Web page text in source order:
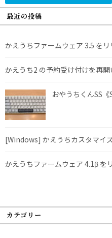
最近の投稿
かえうちファームウェア 3.5 を
かえうち2 の予約受け付けを再
おやうちくんSS
[Windows] かえうちカスタマイ
かえうちファームウェア 4.1β を
カテゴリー